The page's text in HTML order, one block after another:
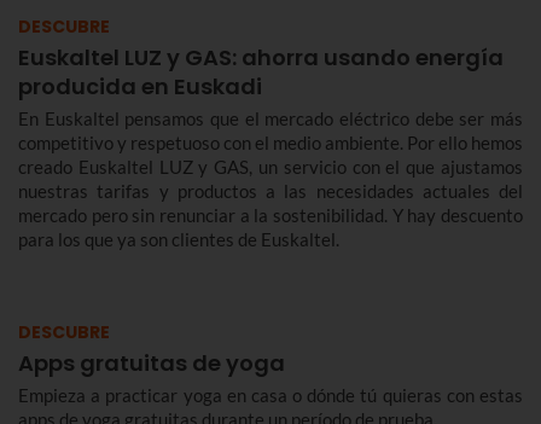
DESCUBRE
Euskaltel LUZ y GAS: ahorra usando energía
producida en Euskadi
En Euskaltel pensamos que el mercado eléctrico debe ser más
competitivo y respetuoso con el medio ambiente. Por ello hemos
creado Euskaltel LUZ y GAS, un servicio con el que ajustamos
nuestras tarifas y productos a las necesidades actuales del
mercado pero sin renunciar a la sostenibilidad. Y hay descuento
para los que ya son clientes de Euskaltel.
DESCUBRE
Apps gratuitas de yoga
Empieza a practicar yoga en casa o dónde tú quieras con estas
apps de yoga gratuitas durante un período de prueba.